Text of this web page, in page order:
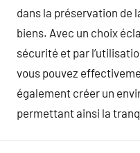
dans la préservation de
biens. Avec un choix
sécurité et par
vous pouvez
également créer un
permettant ainsi la